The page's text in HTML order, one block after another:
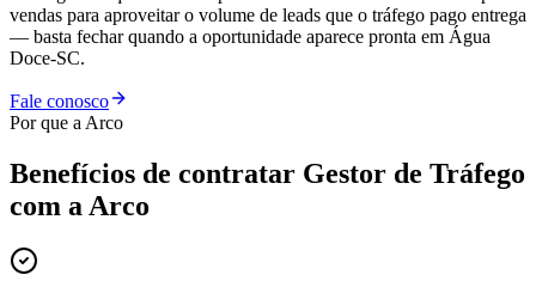
vendas para aproveitar o volume de leads que o tráfego pago entrega
— basta fechar quando a oportunidade aparece pronta em Água
Doce-SC.
Fale conosco
Por que a Arco
Benefícios de contratar Gestor de Tráfego
com a Arco